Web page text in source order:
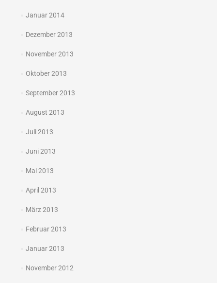
Januar 2014
Dezember 2013
November 2013
Oktober 2013
September 2013
August 2013
Juli 2013
Juni 2013
Mai 2013
April 2013
März 2013
Februar 2013
Januar 2013
November 2012